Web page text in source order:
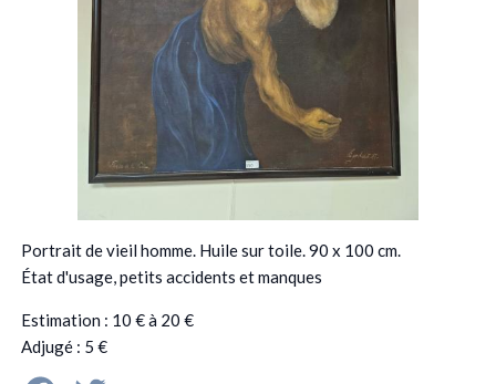
Portrait de vieil homme. Huile sur toile. 90 x 100 cm.
État d'usage, petits accidents et manques
Estimation : 10 € à 20 €
Adjugé : 5 €